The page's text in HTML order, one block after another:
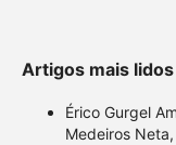
Artigos mais
Érico Gurgel
Medeiros Neta,